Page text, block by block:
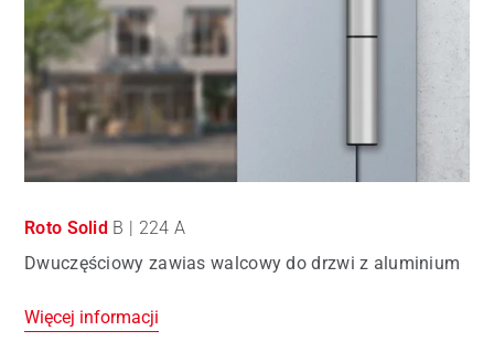
Roto Solid B | 224 A
Dwuczęściowy zawias walcowy do drzwi z aluminium
Więcej informacji